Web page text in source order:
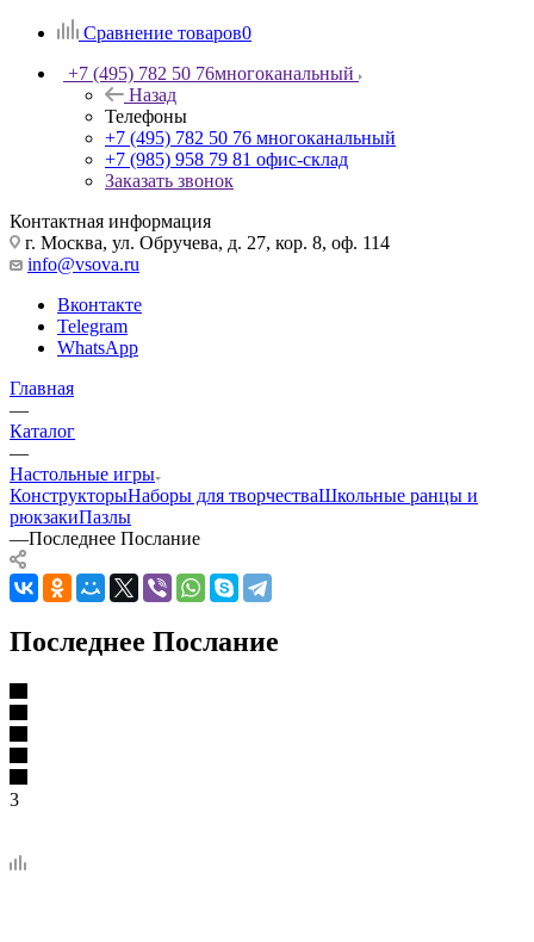
Сравнение товаров0
+7 (495) 782 50 76многоканальный
Назад
Телефоны
+7 (495) 782 50 76 многоканальный
+7 (985) 958 79 81 офис-склад
Заказать звонок
Контактная информация
г. Москва, ул. Обручева, д. 27, кор. 8, оф. 114
info@vsova.ru
Вконтакте
Telegram
WhatsApp
Главная
—
Каталог
—
Настольные игры
КонструкторыНаборы для творчестваШкольные ранцы и
рюкзакиПазлы
—Последнее Послание
Последнее Послание
3